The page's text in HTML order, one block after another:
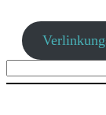
nach: